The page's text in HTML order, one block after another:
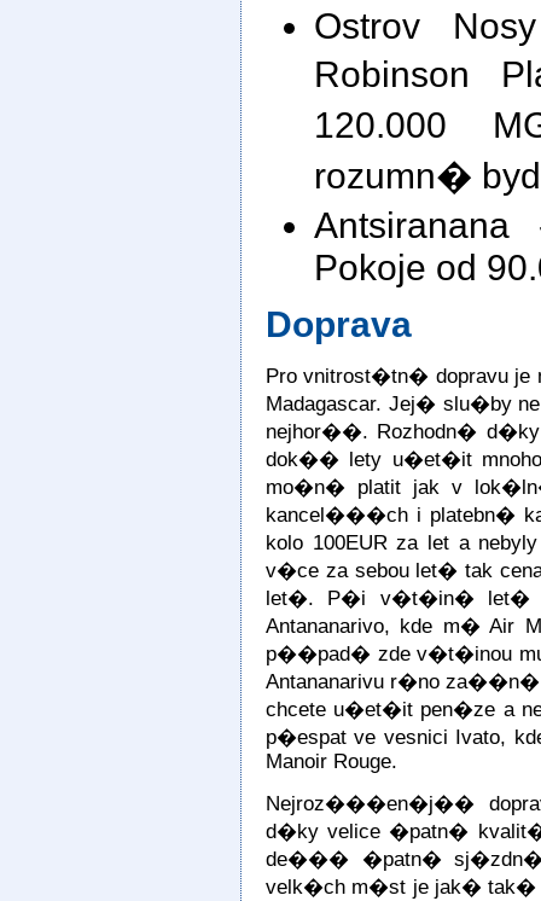
Ostrov
Robinson
120.000
rozumn�
Pokoje od
Doprava
Pro vnitrost�tn� dopravu
Madagascar. Jej� slu�by
nejhor��. Rozhodn�
dok�� lety u�et�it mnoho
mo�n� platit jak v
kancel���ch i platebn�
kolo 100EUR za let a
v�ce za sebou let� tak
let�. P�i v�t�in� let�
Antananarivo, kde m� Air
p��pad� zde v�t�inou
Antananarivu r�no
chcete u�et�it pen�ze a
p�espat ve vesnici Ivato,
Manoir Rouge.
Nejroz���en�j��
d�ky velice �patn�
de��� �patn� sj�zdn�
velk�ch m�st je jak� tak�